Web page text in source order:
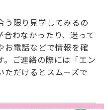
う限り見学してみるの
わなかったり、迷って
お電話などで情報を確
ご連絡の際には「エン
ただけるとスムーズで